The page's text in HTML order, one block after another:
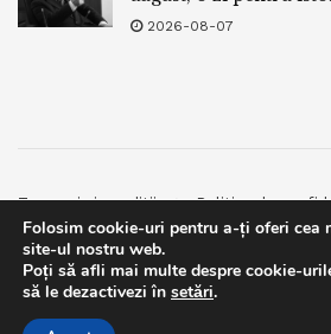
2026-08-07
Termeni si conditii
Politica de
Facebook
Contact
© 2019bpnews- Business & Politics News
Folosim cookie-uri pentru a-ți oferi cea
site-ul nostru web.
Poți să afli mai multe despre cookie-
să le dezactivezi în setări.
This website uses GDPR cookies. By
website you are giving consent to